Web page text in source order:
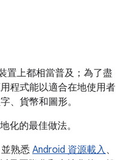
置上都相當普及；為了盡
程式能以適合在地使用者
、貨幣和圖形。
化的最佳做法。
熟悉Android 資源載入、